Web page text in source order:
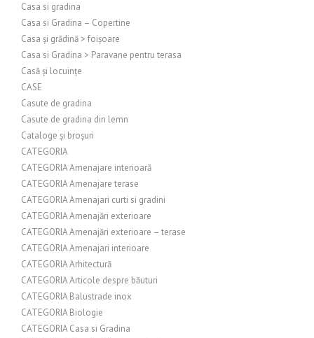
Casa si gradina
Casa si Gradina – Copertine
Casa și grădină > foișoare
Casa si Gradina > Paravane pentru terasa
Casă și locuințe
CASE
Casute de gradina
Casute de gradina din lemn
Cataloge și broșuri
CATEGORIA
CATEGORIA Amenajare interioară
CATEGORIA Amenajare terase
CATEGORIA Amenajari curti si gradini
CATEGORIA Amenajări exterioare
CATEGORIA Amenajări exterioare – terase
CATEGORIA Amenajari interioare
CATEGORIA Arhitectură
CATEGORIA Articole despre băuturi
CATEGORIA Balustrade inox
CATEGORIA Biologie
CATEGORIA Casa si Gradina